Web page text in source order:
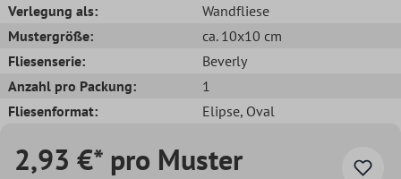
Verlegung als:
Wandfliese
Mustergröße:
ca. 10x10 cm
Fliesenserie:
Beverly
Anzahl pro Packung:
1
Fliesenformat:
Elipse, Oval
2,93 €* pro Muster